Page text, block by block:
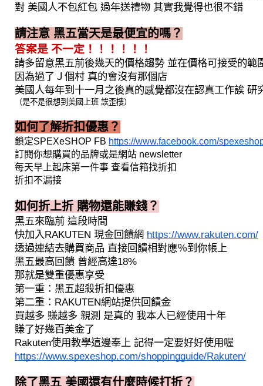
對 美國人不包紅包 過年送禮物 其實我覺得也很不錯
請注意 黑五當天是最便宜的嗎？
答案是 不一定！！！！！！
請多留意黑五前後幾天的價格趨勢 並在價格可接受的範
因為過了Ｊ個村 真的會沒有那個店
美國人每年到十一月之後真的感覺都沒在認真工作誒 研
（是不是很想到美國上班 誒歪樓）
如何了解折扣優惠？
鎖定SPEXeSHOP FB https://www.facebook.com/
訂閱你想購買的品牌或是網站 newsletter
每天早上起床第一件事 查看信箱找折扣
折扣不漏接
如何折上折 購物還能賺錢？
黑五來臨前 這段時間
快加入RAKUTEN 現金回饋網 https://www.rakuten.com/
透過連結去購買商品 直接回饋相對應％到你帳上
黑五最高回饋 曾經高達18%
那就是雙重優惠享受
第一重：黑五超殺折扣優惠
第二重：RAKUTEN網站提供回饋金
買越多 賺越多 親測 是真的 我本人已經使用十年
賺了好幾百美金了
Rakuten使用教學這邊奉上 記得一定要好好使用喔
https://www.spexeshop.com/shoppingguide/Rakuten/
除了黑五 美國還有什麼時候打折？